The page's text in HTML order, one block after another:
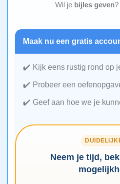
Wil je bijles geven?
Maak nu een gratis
Kijk eens rustig rond op
Probeer een
Geef aan hoe we je
Neem je tijd,